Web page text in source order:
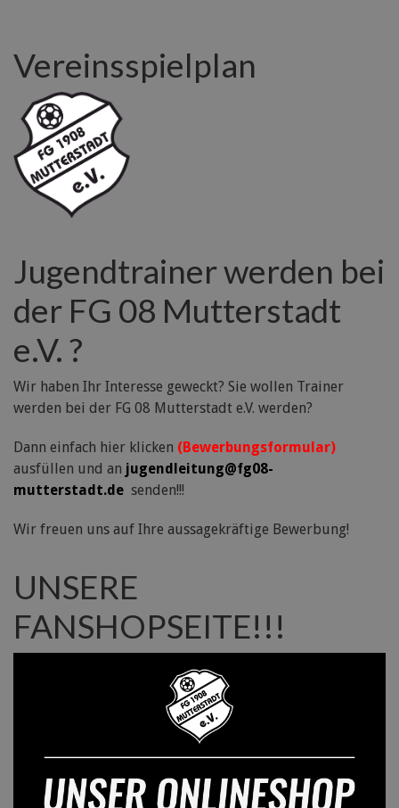
Vereinsspielplan
Jugendtrainer werden bei
der FG 08 Mutterstadt
e.V. ?
Wir haben Ihr Interesse geweckt? Sie wollen Trainer
werden bei der FG 08 Mutterstadt e.V. werden?
Dann einfach hier klicken (Bewerbungsformular)
ausfüllen und an jugendleitung@fg08-
mutterstadt.de senden!!!
Wir freuen uns auf Ihre aussagekräftige Bewerbung!
UNSERE
FANSHOPSEITE!!!